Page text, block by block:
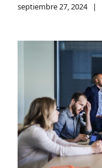
septiembre 27, 2024 |